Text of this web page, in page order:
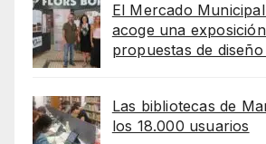
El Mercado
acoge una
propuestas de
Las bibliotecas de
los 18.000 usuarios